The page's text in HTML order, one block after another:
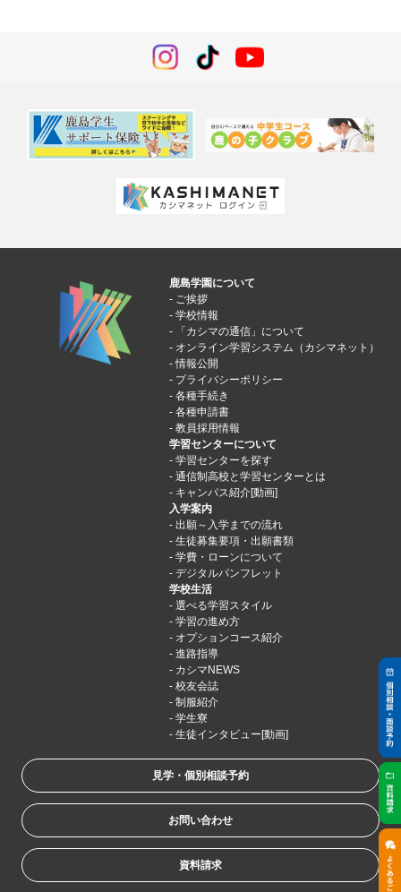
鹿島学園について
ご挨拶
学校情報
「カシマの通信」について
オンライン学習システム（カシマネット）
情報公開
プライバシーポリシー
各種手続き
各種申請書
教員採用情報
学習センターについて
学習センターを探す
通信制高校と学習センターとは
キャンパス紹介[動画]
入学案内
出願～入学までの流れ
生徒募集要項・出願書類
学費・ローンについて
デジタルパンフレット
学校生活
選べる学習スタイル
学習の進め方
オプションコース紹介
進路指導
カシマNEWS
校友会誌
制服紹介
学生寮
生徒インタビュー[動画]
見学・個別相談予約
お問い合わせ
資料請求